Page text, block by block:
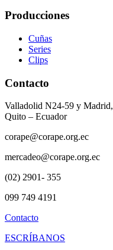
Producciones
Cuñas
Series
Clips
Contacto
Valladolid N24-59 y Madrid,
Quito – Ecuador
corape@corape.org.ec
mercadeo@corape.org.ec
(02) 2901- 355
099 749 4191
Contacto
ESCRÍBANOS